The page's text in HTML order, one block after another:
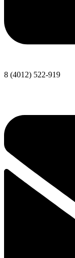
8 (4012) 522-919